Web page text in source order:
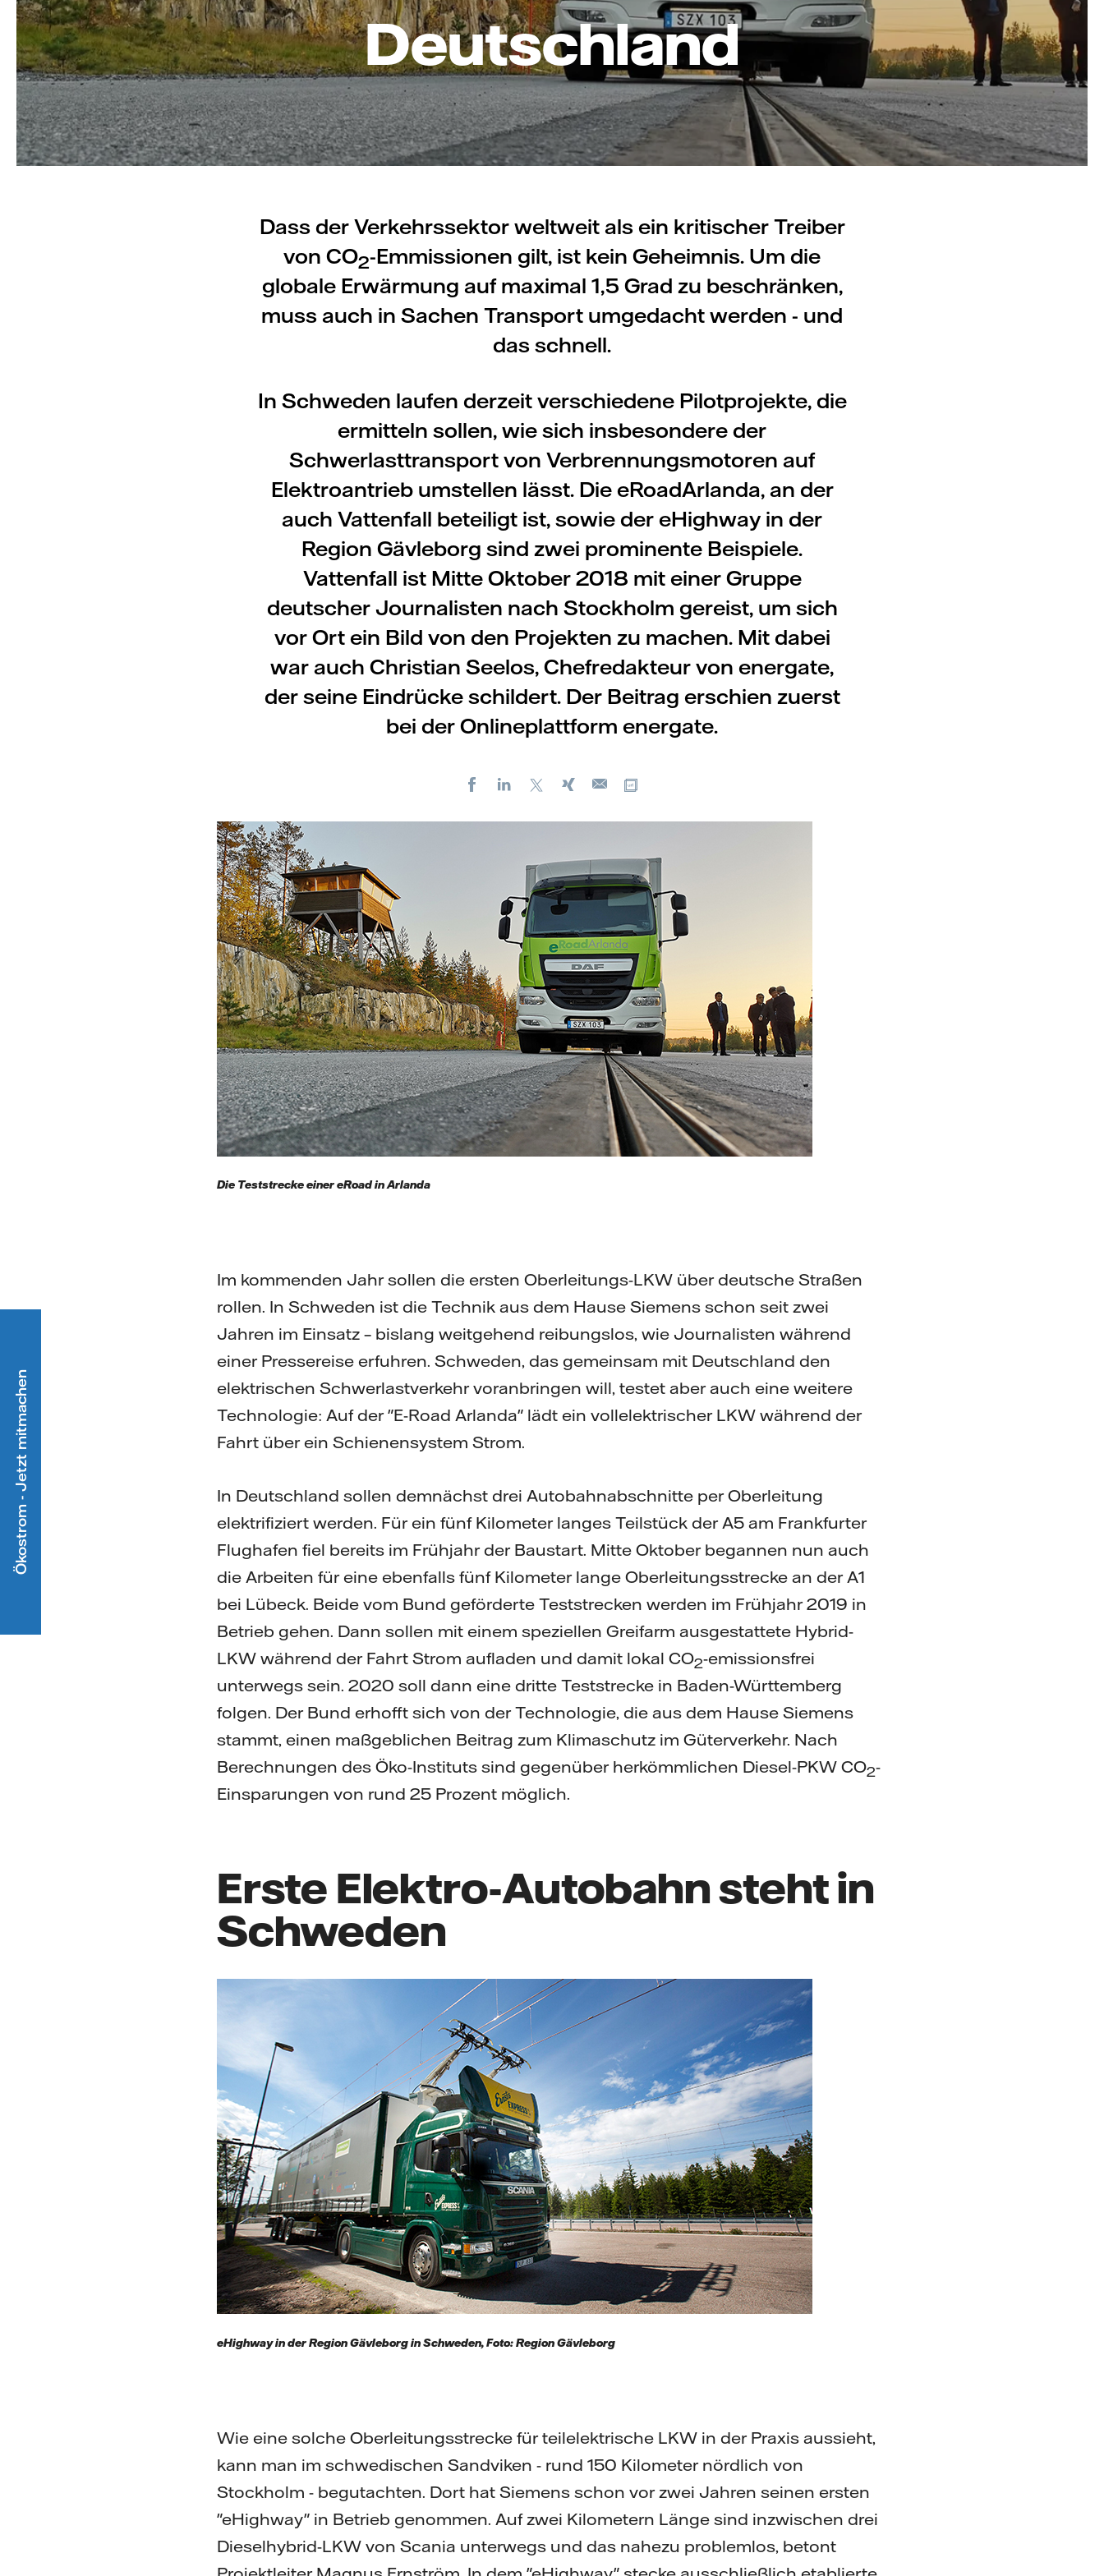
Deutschland
Dass der Verkehrssektor weltweit als ein kritischer Treiber
von CO2-Emmissionen gilt, ist kein Geheimnis. Um die
globale Erwärmung auf maximal 1,5 Grad zu beschränken,
muss auch in Sachen Transport umgedacht werden - und
das schnell.
In Schweden laufen derzeit verschiedene Pilotprojekte, die
ermitteln sollen, wie sich insbesondere der
Schwerlasttransport von Verbrennungsmotoren auf
Elektroantrieb umstellen lässt. Die eRoadArlanda, an der
auch Vattenfall beteiligt ist, sowie der eHighway in der
Region Gävleborg sind zwei prominente Beispiele.
Vattenfall ist Mitte Oktober 2018 mit einer Gruppe
deutscher Journalisten nach Stockholm gereist, um sich
vor Ort ein Bild von den Projekten zu machen. Mit dabei
war auch Christian Seelos, Chefredakteur von energate,
der seine Eindrücke schildert. Der Beitrag erschien zuerst
bei der Onlineplattform energate.
FacebookLinkedIn Xing
E-
Die Teststrecke einer eRoad in Arlanda
Im kommenden Jahr sollen die ersten Oberleitungs-LKW über deutsche Straßen
rollen. In Schweden ist die Technik aus dem Hause Siemens schon seit zwei
Jahren im Einsatz – bislang weitgehend reibungslos, wie Journalisten während
einer Pressereise erfuhren. Schweden, das gemeinsam mit Deutschland den
elektrischen Schwerlastverkehr voranbringen will, testet aber auch eine weitere
Technologie: Auf der "E-Road Arlanda" lädt ein vollelektrischer LKW während der
Fahrt über ein Schienensystem Strom.
In Deutschland sollen demnächst drei Autobahnabschnitte per Oberleitung
elektrifiziert werden. Für ein fünf Kilometer langes Teilstück der A5 am Frankfurter
Flughafen fiel bereits im Frühjahr der Baustart. Mitte Oktober begannen nun auch
die Arbeiten für eine ebenfalls fünf Kilometer lange Oberleitungsstrecke an der A1
bei Lübeck. Beide vom Bund geförderte Teststrecken werden im Frühjahr 2019 in
Betrieb gehen. Dann sollen mit einem speziellen Greifarm ausgestattete Hybrid-
LKW während der Fahrt Strom aufladen und damit lokal CO2-emissionsfrei
unterwegs sein. 2020 soll dann eine dritte Teststrecke in Baden-Württemberg
folgen. Der Bund erhofft sich von der Technologie, die aus dem Hause Siemens
stammt, einen maßgeblichen Beitrag zum Klimaschutz im Güterverkehr. Nach
Berechnungen des Öko-Instituts sind gegenüber herkömmlichen Diesel-PKW CO2-
Einsparungen von rund 25 Prozent möglich.
Erste Elektro-Autobahn steht in
Schweden
eHighway in der Region Gävleborg in Schweden, Foto: Region Gävleborg
Wie eine solche Oberleitungsstrecke für teilelektrische LKW in der Praxis aussieht,
kann man im schwedischen Sandviken - rund 150 Kilometer nördlich von
Stockholm - begutachten. Dort hat Siemens schon vor zwei Jahren seinen ersten
"eHighway" in Betrieb genommen. Auf zwei Kilometern Länge sind inzwischen drei
Dieselhybrid-LKW von Scania unterwegs und das nahezu problemlos, betont
Ökostrom - Jetzt mitmachen